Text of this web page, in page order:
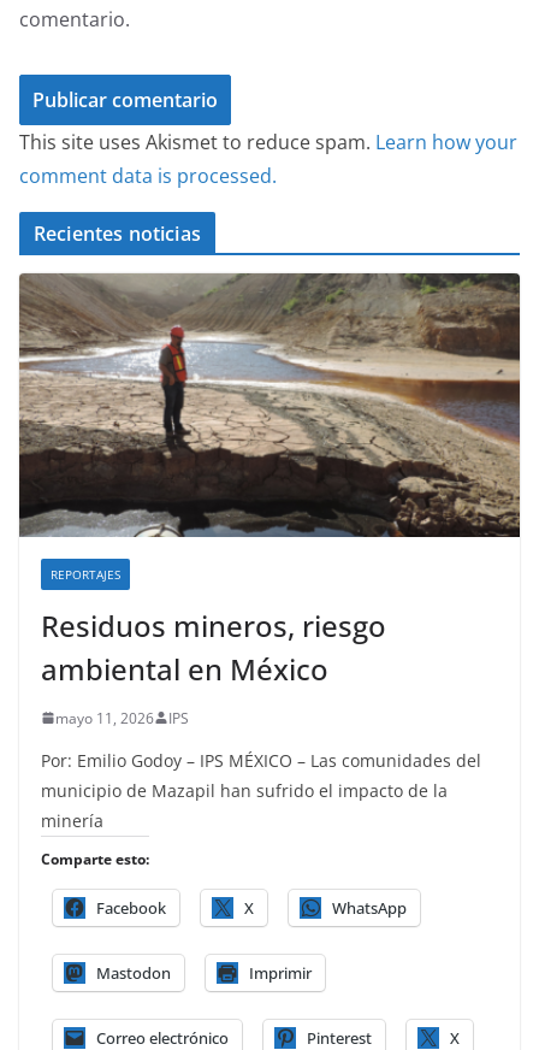
comentario.
This site uses Akismet to reduce spam. Learn how your
comment data is processed.
Recientes noticias
REPORTAJES
Residuos mineros, riesgo
ambiental en México
mayo 11, 2026 IPS
Por: Emilio Godoy – IPS MÉXICO – Las comunidades del
municipio de Mazapil han sufrido el impacto de la
minería
Comparte esto:
Facebook X WhatsApp
Mastodon Imprimir
Correo electrónico Pinterest X